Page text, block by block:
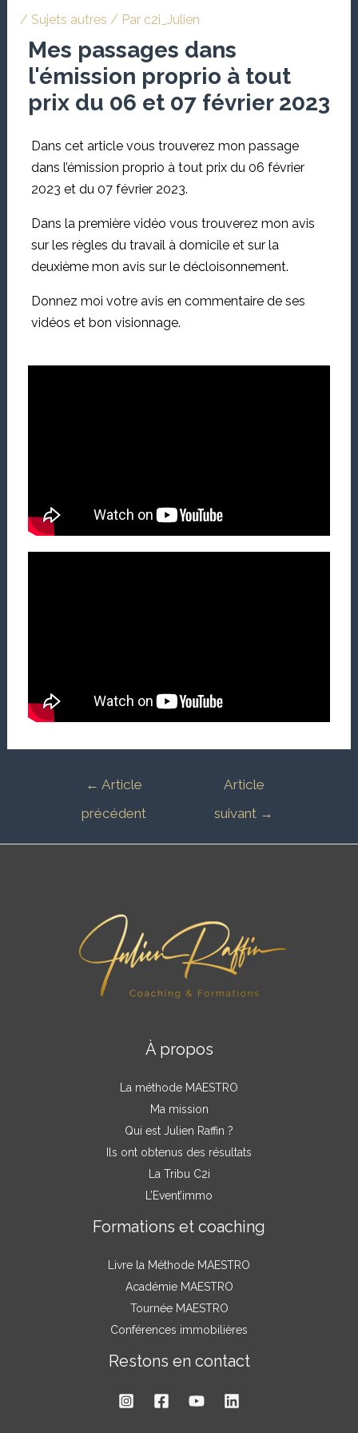
/ Sujets autres / Par c2i_Julien
Mes passages dans
l'émission proprio à tout
prix du 06 et 07 février 2023
Dans cet article vous trouverez mon passage
dans l’émission proprio à tout prix du 06 février
2023 et du 07 février 2023.
Dans la première vidéo vous trouverez mon avis
sur les règles du travail à domicile et sur la
deuxième mon avis sur le décloisonnement.
Donnez moi votre avis en commentaire de ses
vidéos et bon visionnage.
← Article
précédent
Article
suivant →
À propos
La méthode MAESTRO
Ma mission
Qui est Julien Raffin ?
Ils ont obtenus des résultats
La Tribu C2i
L’Event’immo
Formations et coaching
Livre la Méthode MAESTRO
Académie MAESTRO
Tournée MAESTRO
Conférences immobilières
Restons en contact